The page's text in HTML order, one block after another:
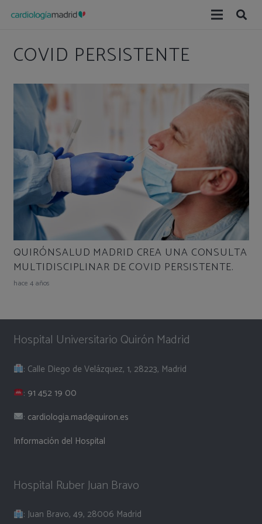
COVID PERSISTENTE
QUIRÓNSALUD MADRID CREA UNA CONSULTA
MULTIDISCIPLINAR DE COVID PERSISTENTE.
hace 4 años
Hospital Universitario Quirón Madrid
: Calle Diego de Velázquez, 1, 28223, Madrid
: 91 452 19 00
: cardiologia.mad@quiron.es
Información del Hospital
Hospital Ruber Juan Bravo
: Juan Bravo, 49, 28006 Madrid